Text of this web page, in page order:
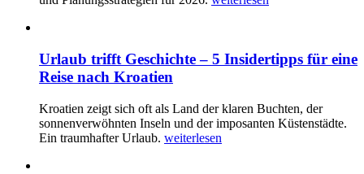
Urlaub trifft Geschichte – 5 Insidertipps für eine
Reise nach Kroatien
Kroatien zeigt sich oft als Land der klaren Buchten, der
sonnenverwöhnten Inseln und der imposanten Küstenstädte.
Ein traumhafter Urlaub. weiterlesen